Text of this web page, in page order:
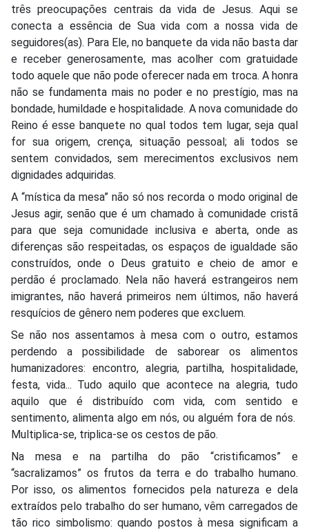
três preocupações centrais da vida de Jesus. Aqui se
conecta a essência de Sua vida com a nossa vida de
seguidores(as). Para Ele, no banquete da vida não basta dar
e receber generosamente, mas acolher com gratuidade
todo aquele que não pode oferecer nada em troca. A honra
não se fundamenta mais no poder e no prestígio, mas na
bondade, humildade e hospitalidade. A nova comunidade do
Reino é esse banquete no qual todos tem lugar, seja qual
for sua origem, crença, situação pessoal; ali todos se
sentem convidados, sem merecimentos exclusivos nem
dignidades adquiridas.
A “mística da mesa” não só nos recorda o modo original de
Jesus agir, senão que é um chamado à comunidade cristã
para que seja comunidade inclusiva e aberta, onde as
diferenças são respeitadas, os espaços de igualdade são
construídos, onde o Deus gratuito e cheio de amor e
perdão é proclamado. Nela não haverá estrangeiros nem
imigrantes, não haverá primeiros nem últimos, não haverá
resquícios de gênero nem poderes que excluem.
Se não nos assentamos à mesa com o outro, estamos
perdendo a possibilidade de saborear os alimentos
humanizadores: encontro, alegria, partilha, hospitalidade,
festa, vida... Tudo aquilo que acontece na alegria, tudo
aquilo que é distribuído com vida, com sentido e
sentimento, alimenta algo em nós, ou alguém fora de nós.
Multiplica-se, triplica-se os cestos de pão.
Na mesa e na partilha do pão “cristificamos” e
“sacralizamos” os frutos da terra e do trabalho humano.
Por isso, os alimentos fornecidos pela natureza e dela
extraídos pelo trabalho do ser humano, vêm carregados de
tão rico simbolismo: quando postos à mesa significam a